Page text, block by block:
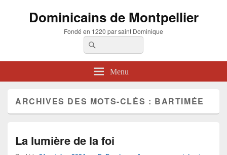
Dominicains de Montpellier
Fondé en 1220 par saint Dominique
Recherche :
Menu
ARCHIVES DES MOTS-CLÉS : BARTIMÉE
La lumière de la foi